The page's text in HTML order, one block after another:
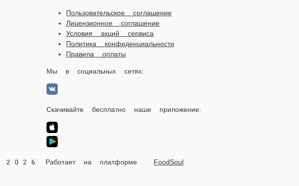
Пользовательское соглашение
Лицензионное соглашение
Условия акций сервиса
Политика конфиденциальности
Правила оплаты
Мы в социальных сетях:
Скачивайте бесплатно наше приложение:
2026 Работает на платформеFoodSoul